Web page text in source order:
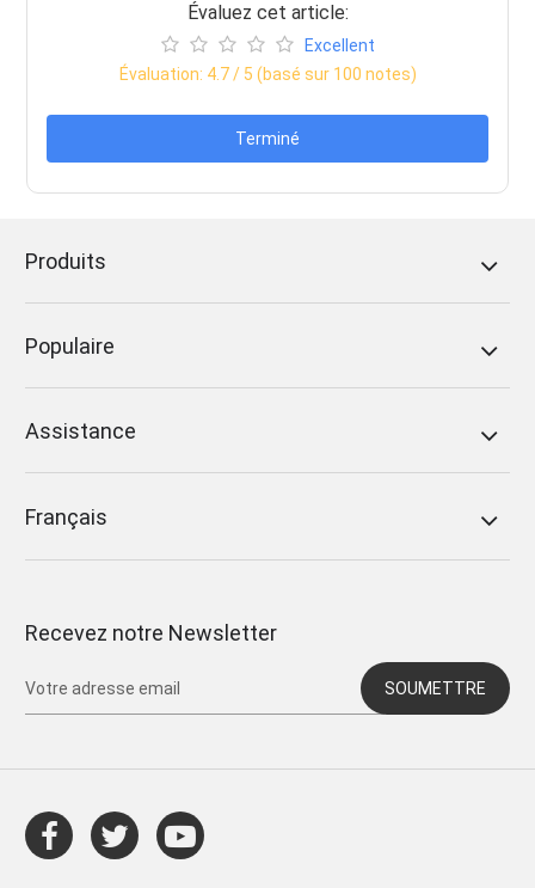
Évaluez cet article:
Excellent
Évaluation: 4.7/ 5 (basé sur 100 notes)
Terminé
Produits
Populaire
Assistance
Français
Recevez notre Newsletter
SOUMETTRE